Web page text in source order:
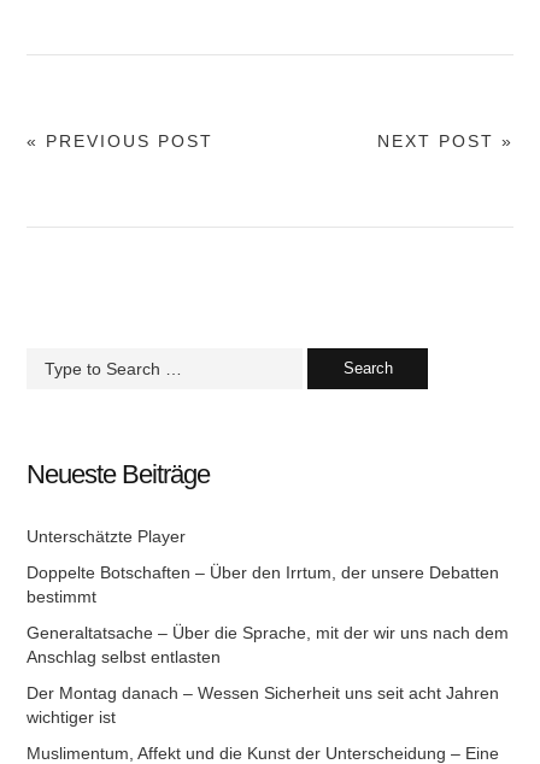
NEXT POST »
« PREVIOUS POST
Neueste Beiträge
Unterschätzte Player
Doppelte Botschaften – Über den Irrtum, der unsere Debatten
bestimmt
Generaltatsache – Über die Sprache, mit der wir uns nach dem
Anschlag selbst entlasten
Der Montag danach – Wessen Sicherheit uns seit acht Jahren
wichtiger ist
Muslimentum, Affekt und die Kunst der Unterscheidung – Eine